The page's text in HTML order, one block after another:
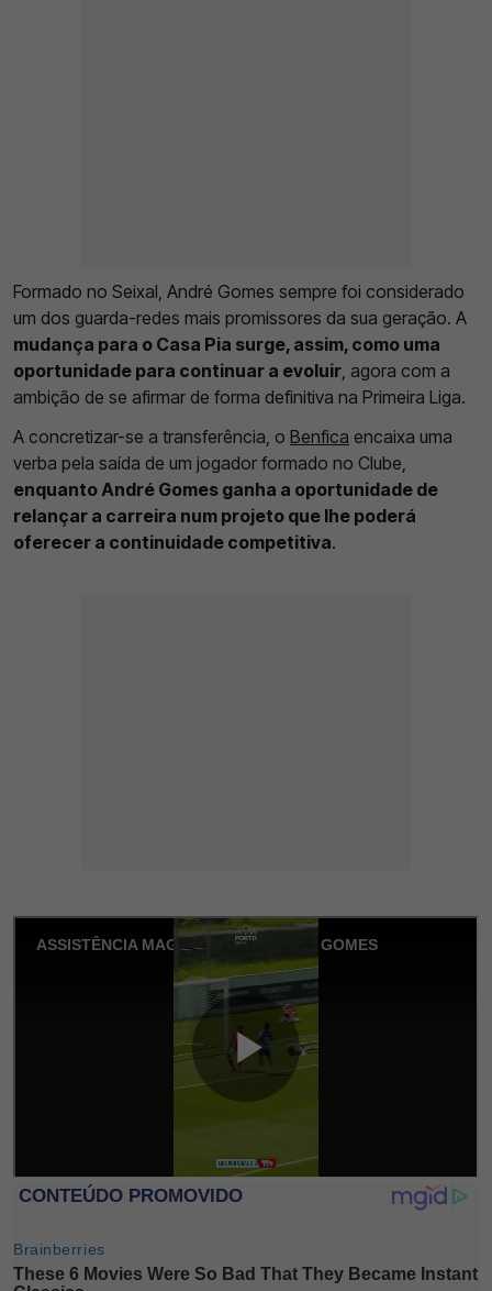
Formado no Seixal, André Gomes sempre foi considerado
um dos guarda-redes mais promissores da sua geração. A
mudança para o Casa Pia surge, assim, como uma
oportunidade para continuar a evoluir , agora com a
ambição de se afirmar de forma definitiva na Primeira Liga.
A concretizar-se a transferência, o Benfica encaixa uma
verba pela saída de um jogador formado no Clube,
enquanto André Gomes ganha a oportunidade de
relançar a carreira num projeto que lhe poderá
oferecer a continuidade competitiva.